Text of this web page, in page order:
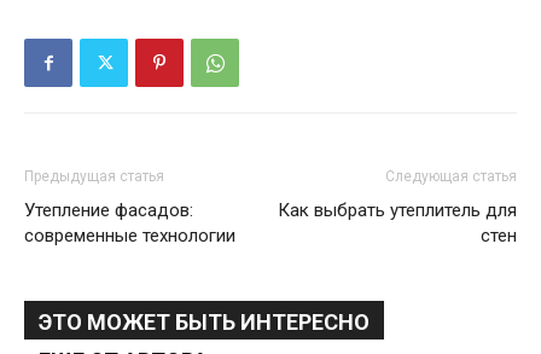
Предыдущая статья
Утепление фасадов:
современные технологии
Следующая статья
Как выбрать утеплитель для
стен
ЭТО МОЖЕТ БЫТЬ ИНТЕРЕСНО